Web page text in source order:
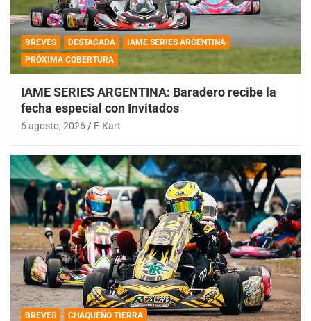
BREVES DESTACADA
IAME SERIES ARGENTINA
PRÓXIMA COBERTURA
IAME SERIES ARGENTINA: Baradero recibe la
fecha especial con Invitados
6 agosto, 2026 E-Kart
BREVES CHAQUEÑO TIERRA